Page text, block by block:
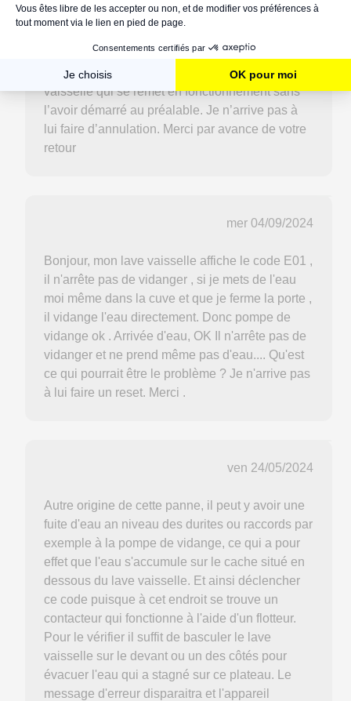
sèchée, pas d’eau dans la cuve et le lave-
peut pas être arrêté malgré tout. Je viens de
nettoyer les filtres et de fermer la porte du lave-
vaisselle qui se remet en fonctionnement sans
l’avoir démarré au préalable. Je n’arrive pas à
lui faire d’annulation. Merci par avance de votre
retour
mer 04/09/2024
Bonjour, mon lave vaisselle affiche le code E01 ,
il n'arrête pas de vidanger , si je mets de l'eau
moi même dans la cuve et que je ferme la porte ,
il vidange l'eau directement. Donc pompe de
vidange ok . Arrivée d'eau, OK Il n'arrête pas de
vidanger et ne prend même pas d'eau.... Qu'est
ce qui pourrait être le problème ? Je n'arrive pas
à lui faire un reset. Merci .
ven 24/05/2024
Autre origine de cette panne, il peut y avoir une
fuite d'eau an niveau des durites ou raccords par
exemple à la pompe de vidange, ce qui a pour
effet que l'eau s'accumule sur le cache situé en
dessous du lave vaisselle. Et ainsi déclencher
ce code puisque à cet endroit se trouve un
contacteur qui fonctionne à l'aide d'un flotteur.
Pour le vérifier il suffit de basculer le lave
vaisselle sur le devant ou un des côtés pour
évacuer l'eau qui a stagné sur ce plateau. Le
message d'erreur disparaitra et l'appareil